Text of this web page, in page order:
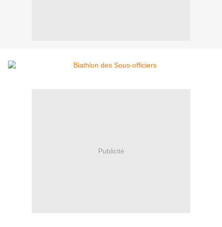
Publicité